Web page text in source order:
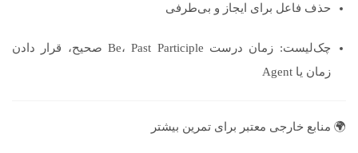
حذف فاعل برای ایجاز و بی‌طرفی
چک‌لیست: زمان درست Be، Past Participle صحیح، قرار دادن
زمان یا Agent
🌍 منابع خارجی معتبر برای تمرین بیشتر